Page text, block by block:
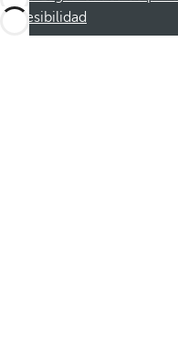
Accesibilidad